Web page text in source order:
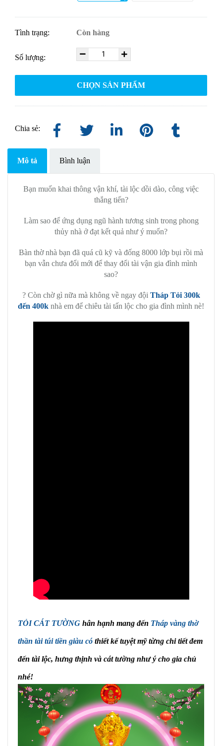
Tình trạng: Còn hàng
Số lượng:
CHỌN SẢN PHẨM
Chia sẻ:
Mô tả Bình luận
Bạn muốn khai thông vận khí, tài lộc dồi dào, công việc
thắng tiến?
Làm sao để ứng dụng ngũ hành tương sinh trong phong
thủy nhà ở đạt kết quả như ý muốn?
Bàn thờ nhà bạn đã quá cũ kỹ và đống 8000 lớp bụi rồi mà
bạn vẫn chưa đổi mới để thay đổi tài vận gia đình mình
sao?
? Còn chờ gì nữa mà không về ngay đội Tháp Tỏi 300k
đến 400k nhà em để chiêu tài tấn lộc cho gia đình mình nè!
TỎI CÁT TƯỜNG hân hạnh mang đến Tháp vàng thờ
thần tài túi tiền giàu có thiết kế tuyệt mỹ từng chi tiết đem
đến tài lộc, hưng thịnh và cát tường như ý cho gia chủ
nhé!